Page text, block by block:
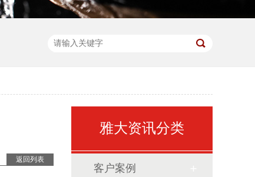
返回列表
雅大资讯分类
客户案例